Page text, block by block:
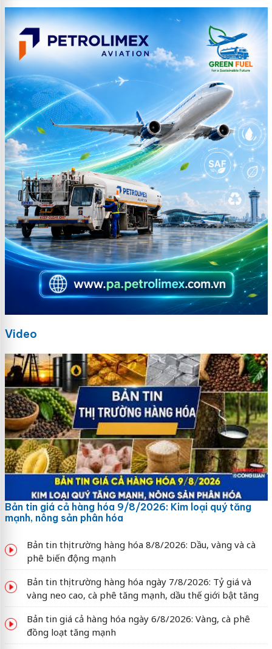
Video
Bản tin giá cả hàng hóa 9/8/2026: Kim loại quý tăng
mạnh, nông sản phân hóa
Bản tin thị trường hàng hóa 8/8/2026: Dầu, vàng và cà
phê biến động mạnh
Bản tin thị trường hàng hóa ngày 7/8/2026: Tỷ giá và
vàng neo cao, cà phê tăng mạnh, dầu thế giới bật tăng
Bản tin giá cả hàng hóa ngày 6/8/2026: Vàng, cà phê
đồng loạt tăng mạnh